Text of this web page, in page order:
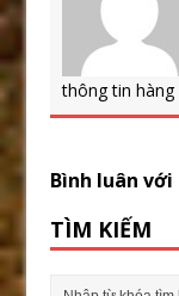
thông tin
Bình luân
TÌM KIẾM